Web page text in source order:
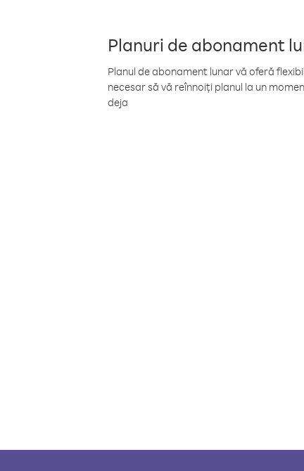
Planuri de abonament
Planul de abonament lunar vă oferă
necesar să vă reînnoiți planul la un
deja